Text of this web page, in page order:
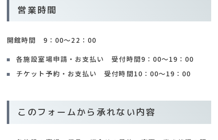
営業時間
開館時間 9：00～22：00
各施設室場申請・お支払い 受付時間9：00～19：00
チケット予約・お支払い 受付時間10：00～19：00
このフォームから承れない内容